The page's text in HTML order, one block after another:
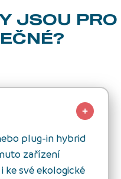
JSOU PRO
plug-in hybrid
zařízení
ke své ekologické